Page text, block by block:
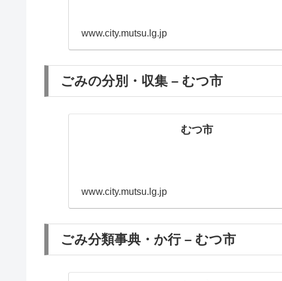
www.city.mutsu.lg.jp
ごみの分別・収集 – むつ市
むつ市
www.city.mutsu.lg.jp
ごみ分類事典・か行 – むつ市